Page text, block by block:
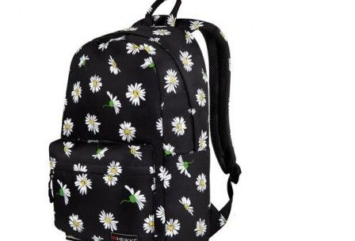
Старлайт
Стимул
тай-дай
туканы